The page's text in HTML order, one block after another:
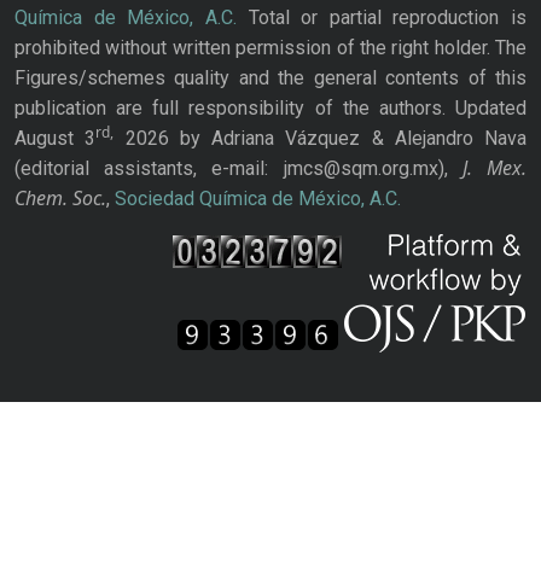
Química de México, A.C. Total or partial reproduction is
prohibited without written permission of the right holder. The
Figures/schemes quality and the general contents of this
publication are full responsibility of the authors. Updated
August 3rd,
2026 by Adriana Vázquez & Alejandro Nava
(editorial assistants, e-mail: jmcs@sqm.org.mx), J. Mex.
Chem. Soc., Sociedad Química de México, A.C.